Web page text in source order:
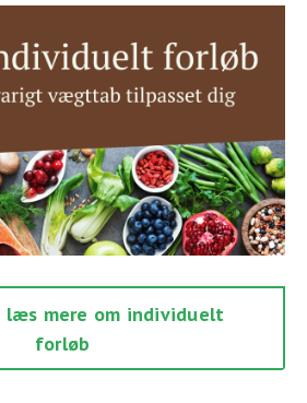
læs mere om individuelt
forløb